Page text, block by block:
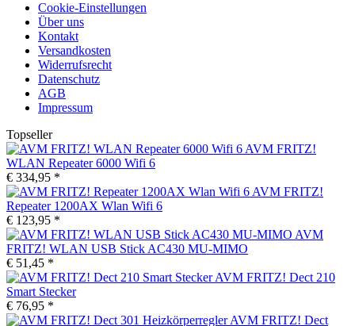
Cookie-Einstellungen
Über uns
Kontakt
Versandkosten
Widerrufsrecht
Datenschutz
AGB
Impressum
Topseller
AVM FRITZ!
WLAN Repeater 6000 Wifi 6
€ 334,95 *
AVM FRITZ!
Repeater 1200AX Wlan Wifi 6
€ 123,95 *
AVM
FRITZ! WLAN USB Stick AC430 MU-MIMO
€ 51,45 *
AVM FRITZ! Dect 210
Smart Stecker
€ 76,95 *
AVM FRITZ! Dect